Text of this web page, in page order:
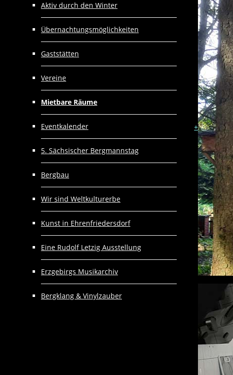
+
Aktiv durch den Winter
Übernachtungsmöglichkeiten
Gaststätten
Vereine
Mietbare Räume
Eventkalender
5. Sächsischer Bergmannstag
Bergbau
Wir sind Weltkulturerbe
Kunst in Ehrenfriedersdorf
Eine Rudolf Letzig Ausstellung
Erzgebirgs Musikarchiv
Bergklang & Vinylzauber